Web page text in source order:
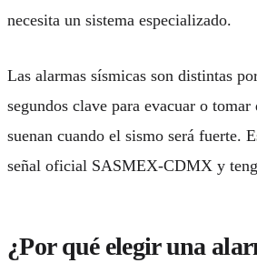
necesita un sistema especializado.
Las alarmas sísmicas son distintas
segundos clave para evacuar o
suenan cuando el sismo será fuerte.
señal oficial SASMEX-CDMX y
¿Por qué elegir una